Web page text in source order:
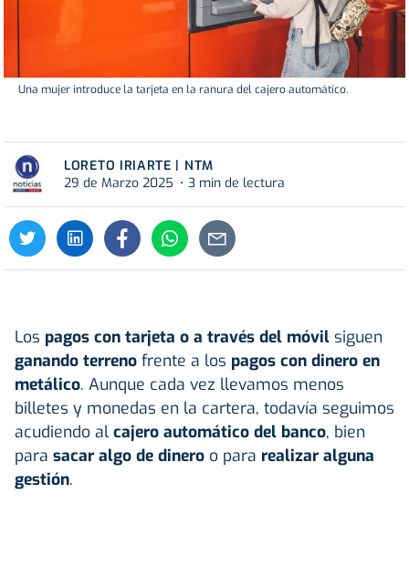
Una mujer introduce la tarjeta en la ranura del cajero automático.
LORETO IRIARTE | NTM
29 de Marzo 2025
3 min de lectura
Los pagos con tarjeta o a través del móvil siguen
ganando terreno frente a los pagos con dinero en
metálico. Aunque cada vez llevamos menos
billetes y monedas en la cartera, todavía seguimos
acudiendo al cajero automático del banco, bien
para sacar algo de dinero o para realizar alguna
gestión.